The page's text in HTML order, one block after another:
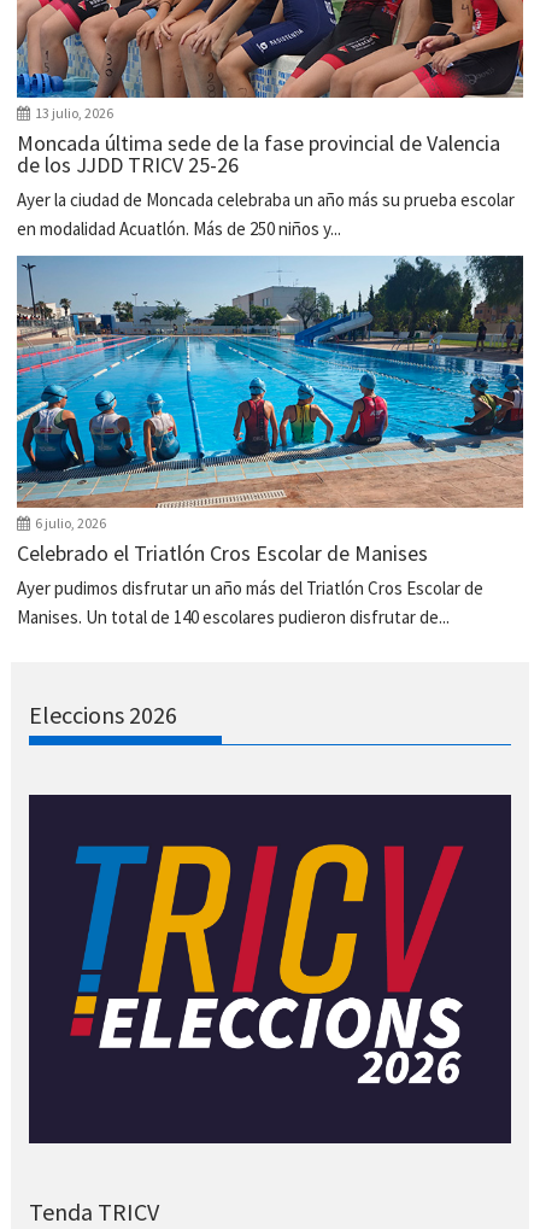
13 julio, 2026
Moncada última sede de la fase provincial de Valencia
de los JJDD TRICV 25-26
Ayer la ciudad de Moncada celebraba un año más su prueba escolar
en modalidad Acuatlón. Más de 250 niños y...
6 julio, 2026
Celebrado el Triatlón Cros Escolar de Manises
Ayer pudimos disfrutar un año más del Triatlón Cros Escolar de
Manises. Un total de 140 escolares pudieron disfrutar de...
Eleccions 2026
Tenda TRICV